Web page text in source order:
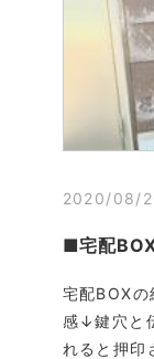
2020/08/
■宅配
宅配BOXの
感↓鍵穴と
れると押印